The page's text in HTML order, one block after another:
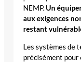
NEMP. Un
aux exigences
restant
Les systèmes de
précisément pour